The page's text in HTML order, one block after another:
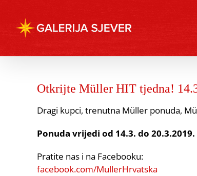
content
Otkrijte Müller HIT tjedna!
Dragi kupci, trenutna Müller ponuda,
Ponuda vrijedi od 14.3. do 20.3.2019.
Pratite nas i na Facebooku:
facebook.com/MullerHrvatska